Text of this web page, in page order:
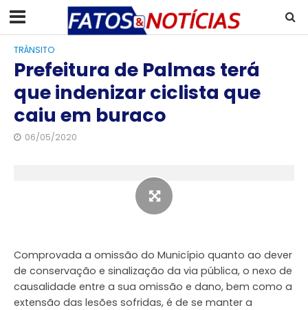
TRÂNSITO
Prefeitura de Palmas terá
que indenizar ciclista que
caiu em buraco
06/05/2020
Comprovada a omissão do Município quanto ao dever
de conservação e sinalização da via pública, o nexo de
causalidade entre a sua omissão e dano, bem como a
extensão das lesões sofridas, é de se manter a